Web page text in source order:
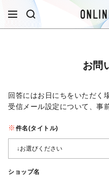
お問
回答にはお日にちをいただく
受信メール設定について、事
件名(タイトル)
ショップ名